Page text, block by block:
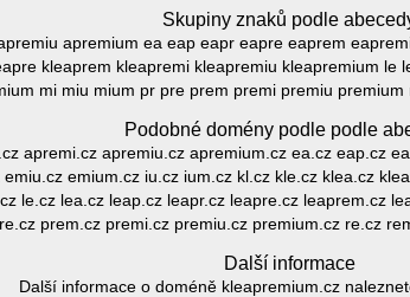
Skupiny znaků podle
apremium ea eap eapr eapre eaprem
kleaprem kleapremi kleapremiu kleapremium le
mi miu mium pr pre prem premi premiu
Podobné domény podle podle
apremi.cz apremiu.cz apremium.cz ea.cz eap.cz
emium.cz iu.cz ium.cz kl.cz kle.cz klea.cz
le.cz lea.cz leap.cz leapr.cz leapre.cz leaprem.cz
prem.cz premi.cz premiu.cz premium.cz re.cz
Další informace
Další informace o doméně kleapremium.cz